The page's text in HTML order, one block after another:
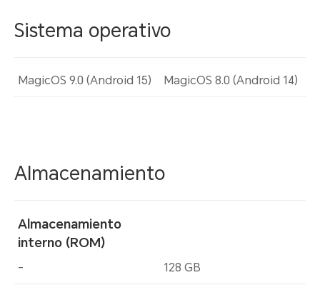
Sistema operativo
MagicOS 9.0 (Android 15) MagicOS 8.0 (Android 14)
Almacenamiento
Almacenamiento
interno (ROM)
- 128 GB